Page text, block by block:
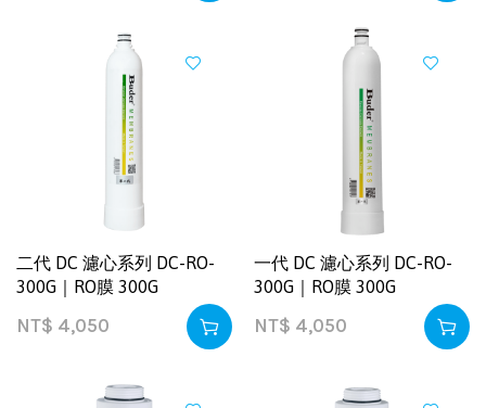
二代 DC 濾心系列 DC-RO-
300G｜RO膜 300G
NT$ 4,050
一代 DC 濾心系列 DC-RO-
300G｜RO膜 300G
NT$ 4,050